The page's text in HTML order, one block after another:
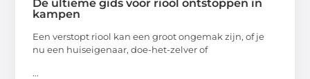
De ultieme gids voor riool ontstoppen in
kampen
Een verstopt riool kan een groot ongemak zijn, of je
nu een huiseigenaar, doe-het-zelver of
...